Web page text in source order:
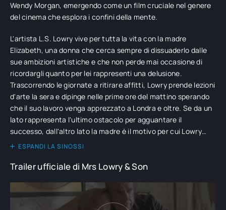
Wendy Morgan, emergendo come un film cruciale nel genere
del cinema che esplora i confini della mente.
L'artista L.S. Lowry vive per tutta la vita con la madre
Elizabeth, una donna che cerca sempre di dissuaderlo dalle
sue ambizioni artistiche e che non perde mai occasione di
ricordargli quanto per lei rappresenti una delusione.
Trascorrendo le giornate a ritirare affitti, Lowry prende lezioni
d'arte la sera e dipinge nelle prime ore del mattino sperando
che il suo lavoro venga apprezzato a Londra e oltre. Se da un
lato rappresenta l'ultimo ostacolo per agguantare il
successo, dall'altro lato la madre è il motivo per cui Lowry
dipinge qualsiasi cosa alla disperata ricerca di un soggetto
ESPANDI LA SINOSSI
Trailer ufficiale di Mrs Lowry & Son